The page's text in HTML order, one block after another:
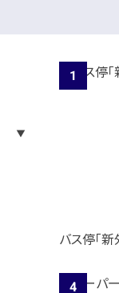
バス停「